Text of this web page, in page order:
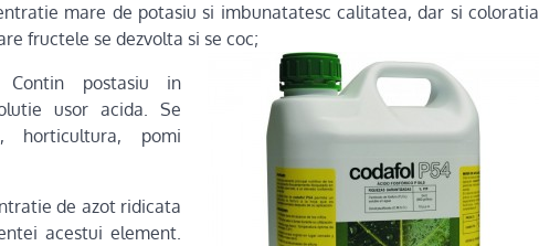
mare de potasiu si imbunatatesc calitatea, dar si coloratia
fructele se dezvolta si se coc;
postasiu in
usor acida. Se
horticultura, pomi
de azot ridicata
acestui element.